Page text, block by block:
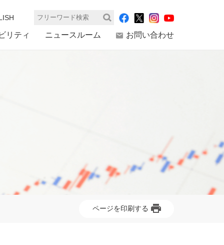
リティ ニュースルーム お問い合わせ
ページを印刷する